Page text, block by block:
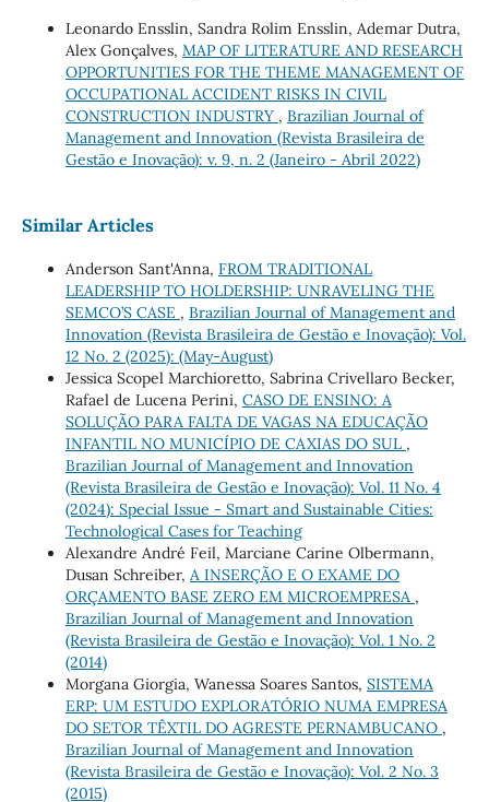
Leonardo Ensslin, Sandra Rolim Ensslin, Ademar Dutra,
Alex Gonçalves, MAP OF LITERATURE AND RESEARCH
OPPORTUNITIES FOR THE THEME MANAGEMENT OF
OCCUPATIONAL ACCIDENT RISKS IN CIVIL
CONSTRUCTION INDUSTRY , Brazilian Journal of
Management and Innovation (Revista Brasileira de
Gestão e Inovação): v. 9, n. 2 (Janeiro - Abril 2022)
Similar Articles
Anderson Sant'Anna, FROM TRADITIONAL
LEADERSHIP TO HOLDERSHIP: UNRAVELING THE
SEMCO’S CASE , Brazilian Journal of Management and
Innovation (Revista Brasileira de Gestão e Inovação): Vol.
12 No. 2 (2025): (May-August)
Jessica Scopel Marchioretto, Sabrina Crivellaro Becker,
Rafael de Lucena Perini, CASO DE ENSINO: A
SOLUÇÃO PARA FALTA DE VAGAS NA EDUCAÇÃO
INFANTIL NO MUNICÍPIO DE CAXIAS DO SUL ,
Brazilian Journal of Management and Innovation
(Revista Brasileira de Gestão e Inovação): Vol. 11 No. 4
(2024): Special Issue - Smart and Sustainable Cities:
Technological Cases for Teaching
Alexandre André Feil, Marciane Carine Olbermann,
Dusan Schreiber, A INSERÇÃO E O EXAME DO
ORÇAMENTO BASE ZERO EM MICROEMPRESA ,
Brazilian Journal of Management and Innovation
(Revista Brasileira de Gestão e Inovação): Vol. 1 No. 2
(2014)
Morgana Giorgia, Wanessa Soares Santos, SISTEMA
ERP: UM ESTUDO EXPLORATÓRIO NUMA EMPRESA
DO SETOR TÊXTIL DO AGRESTE PERNAMBUCANO ,
Brazilian Journal of Management and Innovation
(Revista Brasileira de Gestão e Inovação): Vol. 2 No. 3
(2015)